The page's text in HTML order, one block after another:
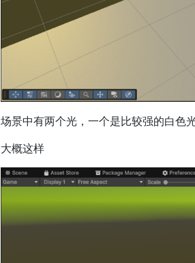
场景中有两个光，一个是比较强的白色
大概这样